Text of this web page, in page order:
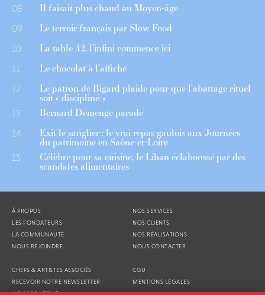
08 Il faisait plus chaud au Moyen-âge
09 Le terroir français par Slow Food
10 La table 42, l’infini commence ici
11 Le chocolat à l’affiche
12 Le patron de Bigard plaide pour que l’abattage rituel
soit « discipliné »
13 Bernard Demenge parade
14 Exit le sanglier : le vrai repas gaulois aux Journées
du patrimoine en Saône-et-Loire
15 Célèbre pour sa cuisine, le Liban éclaboussé par des
scandales alimentaires
À PROPOS
LES FONDATEURS
LA COMMUNAUTÉ
NOUS REJOINDRE
NOS SERVICES
NOS CLIENTS
NOS RÉALISATIONS
NOUS CONTACTER
CHEFS & ARTISTES ASSOCIÉS
RECEVOIR NOTRE NEWSLETTER
NOUS SOUTENIR
CGU
MENTIONS LÉGALES